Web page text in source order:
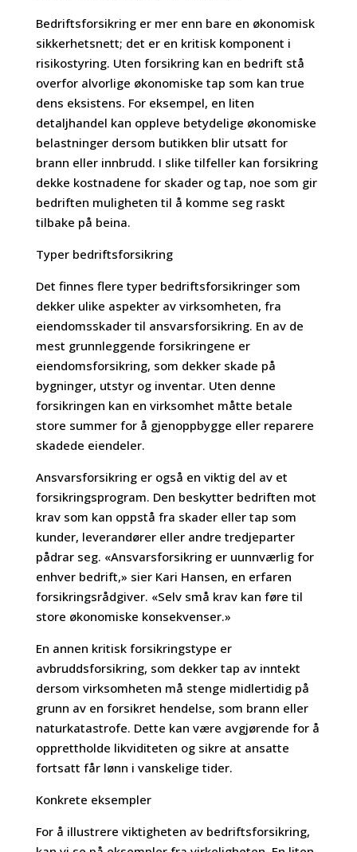
Bedriftsforsikring er mer enn bare en økonomisk
sikkerhetsnett; det er en kritisk komponent i
risikostyring. Uten forsikring kan en bedrift stå
overfor alvorlige økonomiske tap som kan true
dens eksistens. For eksempel, en liten
detaljhandel kan oppleve betydelige økonomiske
belastninger dersom butikken blir utsatt for
brann eller innbrudd. I slike tilfeller kan forsikring
dekke kostnadene for skader og tap, noe som gir
bedriften muligheten til å komme seg raskt
tilbake på beina.
Typer bedriftsforsikring
Det finnes flere typer bedriftsforsikringer som
dekker ulike aspekter av virksomheten, fra
eiendomsskader til ansvarsforsikring. En av de
mest grunnleggende forsikringene er
eiendomsforsikring, som dekker skade på
bygninger, utstyr og inventar. Uten denne
forsikringen kan en virksomhet måtte betale
store summer for å gjenoppbygge eller reparere
skadede eiendeler.
Ansvarsforsikring er også en viktig del av et
forsikringsprogram. Den beskytter bedriften mot
krav som kan oppstå fra skader eller tap som
kunder, leverandører eller andre tredjeparter
pådrar seg. «Ansvarsforsikring er uunnværlig for
enhver bedrift,» sier Kari Hansen, en erfaren
forsikringsrådgiver. «Selv små krav kan føre til
store økonomiske konsekvenser.»
En annen kritisk forsikringstype er
avbruddsforsikring, som dekker tap av inntekt
dersom virksomheten må stenge midlertidig på
grunn av en forsikret hendelse, som brann eller
naturkatastrofe. Dette kan være avgjørende for å
opprettholde likviditeten og sikre at ansatte
fortsatt får lønn i vanskelige tider.
Konkrete eksempler
For å illustrere viktigheten av bedriftsforsikring,